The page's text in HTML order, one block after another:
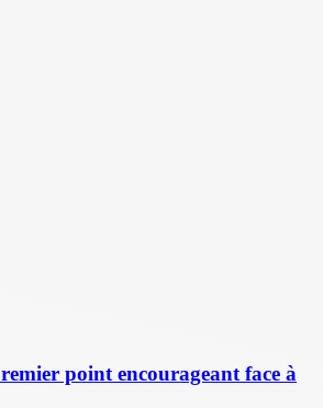
point encourageant face à